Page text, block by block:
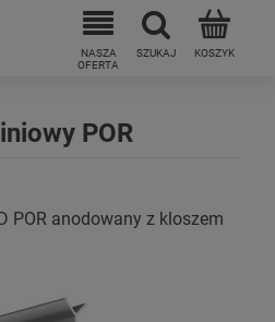
POR
POR anodowany z kloszem